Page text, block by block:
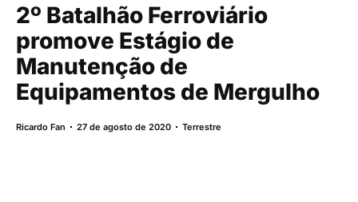
2º Batalhão Ferroviário
promove Estágio de
Manutenção de
Equipamentos de Mergulho
Ricardo Fan 27 de agosto de 2020 Terrestre